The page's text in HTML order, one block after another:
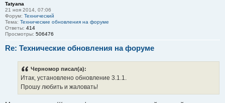
Tatyana
21 ноя 2014, 07:06
Форум: Технический
Тема: Технические обновления на форуме
Ответы: 414
Просмотры: 506476
Re: Технические обновления на форуме
Черномор писал(а):
Итак, установлено обновление 3.1.1.
Прошу любить и жаловать!